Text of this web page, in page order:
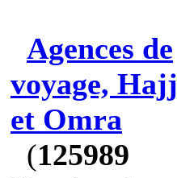
Agences de
voyage, Hajj
et Omra
(125989